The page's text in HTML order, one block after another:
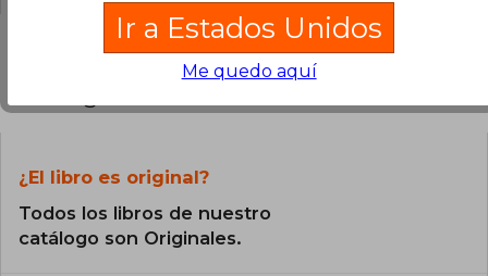
¿El libro es original?
Todos los libros de nuestro
catálogo son Originales.
Ir a Estados Unidos
Me quedo aquí